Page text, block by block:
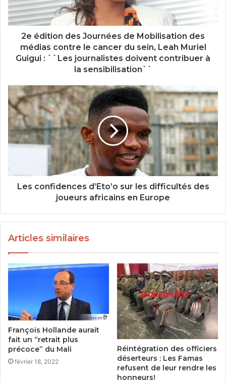
2e édition des Journées de Mobilisation des
médias contre le cancer du sein, Leah Muriel
Guigui : ``Les journalistes doivent contribuer à
la sensibilisation``
Les confidences d’Eto’o sur les difficultés des
joueurs africains en Europe
Articles similaires
François Hollande aurait
fait un “retrait plus
précoce” du Mali
février 18, 2022
Réintégration des officiers
déserteurs : Les Famas
refusent de leur rendre les
honneurs!